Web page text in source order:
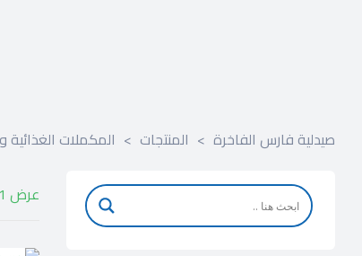
صيدلية فارس الفاخرة > المنتجات > المكملات الغذائية
عرض 1–28 من أصل 33 نتيجة